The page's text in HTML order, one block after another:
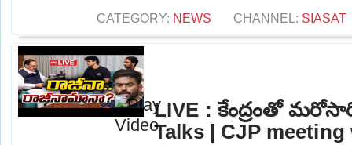
CATEGORY: NEWS CHANNEL: SIASAT
LIVE : కేంద్రంతో
Talks | CJP